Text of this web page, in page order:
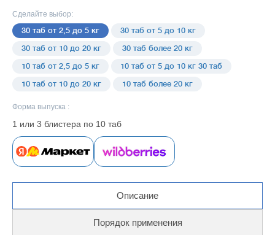
Сделайте выбор:
30 таб от 2,5 до 5 кг
30 таб от 5 до 10 кг
30 таб от 10 до 20 кг
30 таб более 20 кг
10 таб от 2,5 до 5 кг
10 таб от 5 до 10 кг 30 таб
10 таб от 10 до 20 кг
10 таб более 20 кг
Форма выпуска :
1 или 3 блистера по 10 таб
Описание
Порядок применения